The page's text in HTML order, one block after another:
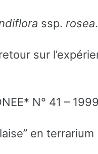
ssp. rosea
sur
N° 41 –
en terrarium